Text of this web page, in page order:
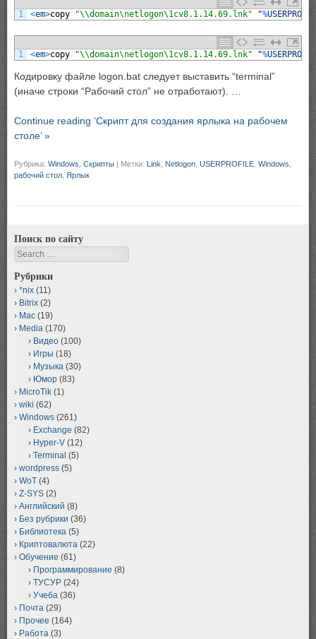
1 <em>copy "\\domain\netlogon\1cv8.1.14.69.lnk" "%
1 <em>copy "\\domain\netlogon\1cv8.1.14.69.lnk" "%
Кодировку файле logon.bat следует выставить “terminal”
(иначе строки “Рабочий стол” не отработают). …
Continue reading ‘Скрипт для создания ярлыка на рабочем
столе’ »
Рубрика: Windows Скрипты | Метки: Link Netlogon USERPROFILE Windows
рабочий стол Ярлык
Поиск по сайту
Search
Рубрики
*nix (11)
Bitrix (2)
Mac (19)
Media (170)
Видео (100)
Игры (18)
Музыка (30)
Юмор (83)
MicroTik (1)
wiki (62)
Windows (261)
Exchange (82)
Hyper-V (12)
Terminal (5)
wordpress (5)
WoT (4)
Z-SYS (2)
Английский (8)
Без рубрики (36)
Библиотека (5)
Криптовалюта (22)
Обучение (61)
Программирование (8)
ТУСУР (24)
Учеба (36)
Почта (29)
Прочее (164)
Работа (3)